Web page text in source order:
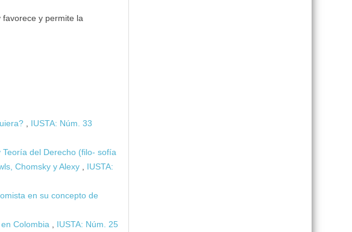
y permite la
IUSTA: Núm. 33
del Derecho (filo- sofía
Chomsky y Alexy
IUSTA:
en su concepto de
Colombia
IUSTA: Núm. 25